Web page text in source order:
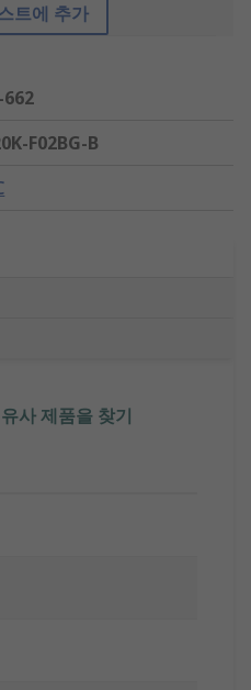
트에 추가
662
F02BG-B
사 제품을 찾기